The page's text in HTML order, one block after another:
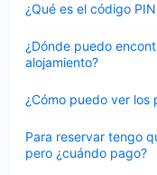
¿Qué es el código
cerrado
¿Dónde puedo
alojamiento?
cerrado
¿Cómo puedo ver los
cerrado
Para reservar tengo
pero ¿cuándo pago?
cerrado